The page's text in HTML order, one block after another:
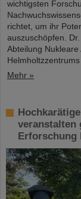
wichtigsten
richtet, um ihr
auszuschöpfen.
Abteilung
Helmholtzzentrums
Mehr »
veranstalten
Erforschung